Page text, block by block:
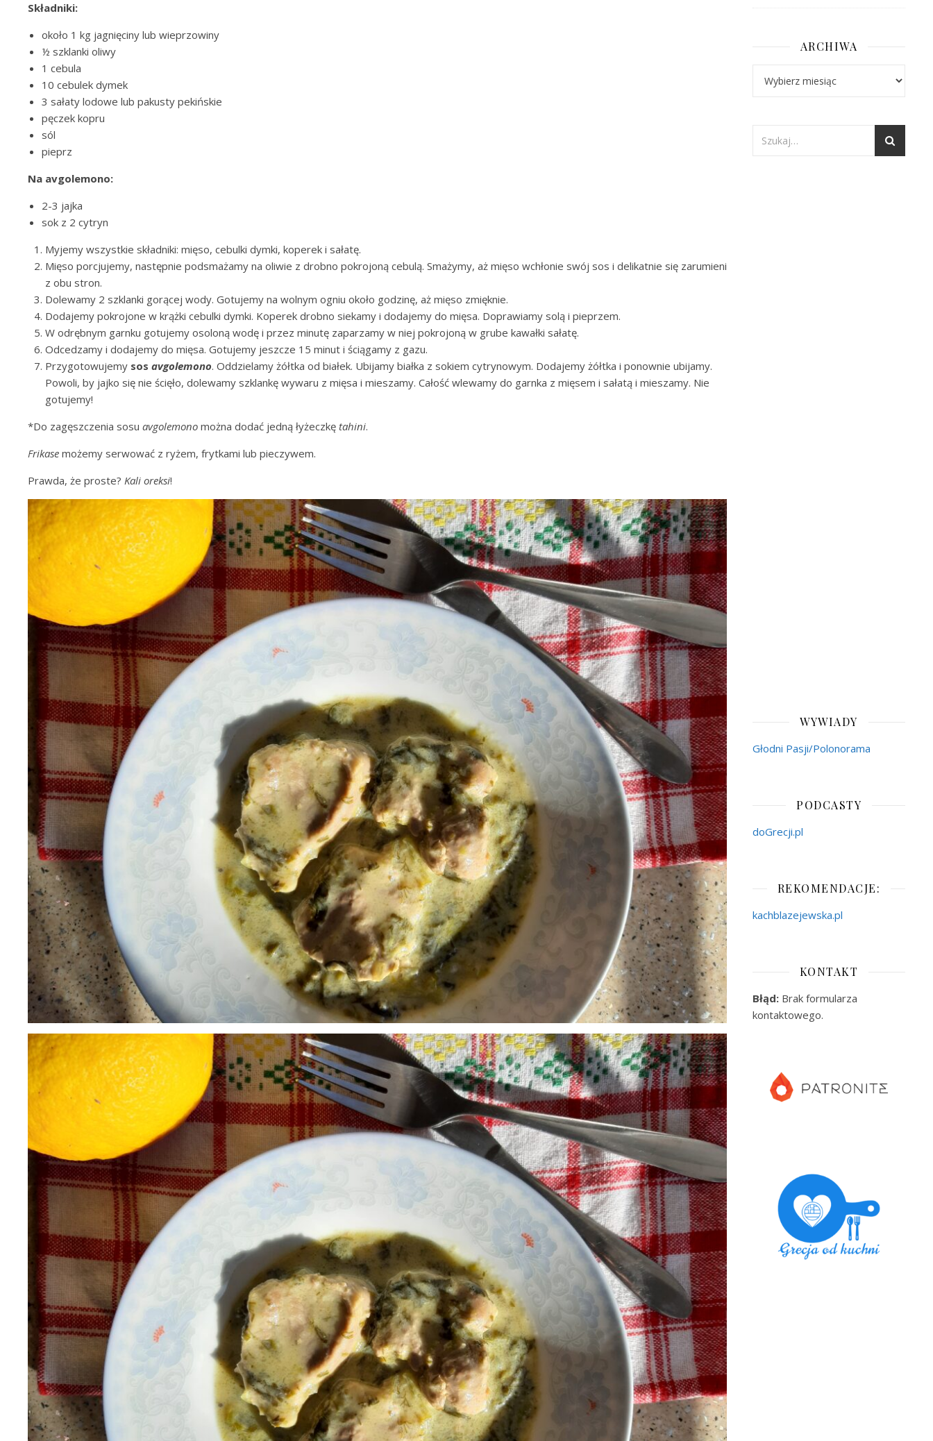
Składniki:
około 1 kg jagnięciny lub wieprzowiny
½ szklanki oliwy
1 cebula
10 cebulek dymek
3 sałaty lodowe lub pakusty pekińskie
pęczek kopru
sól
pieprz
Na avgolemono:
2-3 jajka
sok z 2 cytryn
Myjemy wszystkie składniki: mięso, cebulki dymki, koperek i sałatę.
Mięso porcjujemy, następnie podsmażamy na oliwie z drobno pokrojoną cebulą. Smażymy, aż mięso wchłonie swój sos i delikatnie się zarumieni
z obu stron.
Dolewamy 2 szklanki gorącej wody. Gotujemy na wolnym ogniu około godzinę, aż mięso zmięknie.
Dodajemy pokrojone w krążki cebulki dymki. Koperek drobno siekamy i dodajemy do mięsa. Doprawiamy solą i pieprzem.
W odrębnym garnku gotujemy osoloną wodę i przez minutę zaparzamy w niej pokrojoną w grube kawałki sałatę.
Odcedzamy i dodajemy do mięsa. Gotujemy jeszcze 15 minut i ściągamy z gazu.
Przygotowujemy sos avgolemono. Oddzielamy żółtka od białek. Ubijamy białka z sokiem cytrynowym. Dodajemy żółtka i ponownie ubijamy.
Powoli, by jajko się nie ścięło, dolewamy szklankę wywaru z mięsa i mieszamy. Całość wlewamy do garnka z mięsem i sałatą i mieszamy. Nie
gotujemy!
*Do zagęszczenia sosu avgolemono można dodać jedną łyżeczkę tahini.
Frikase możemy serwować z ryżem, frytkami lub pieczywem.
Prawda, że proste? Kali oreksi!
ARCHIWA
WYWIADY
Głodni Pasji/Polonorama
PODCASTY
doGrecji.pl
REKOMENDACJE:
kachblazejewska.pl
KONTAKT
Błąd: Brak formularza
kontaktowego.